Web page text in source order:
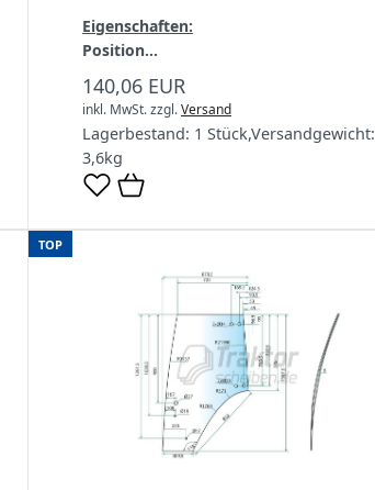
Eigenschaften:
Position...
140,06 EUR
inkl. MwSt.zzgl.Versand
Lagerbestand: 1 Stück,Versandgewicht:
3,6kg
TOP